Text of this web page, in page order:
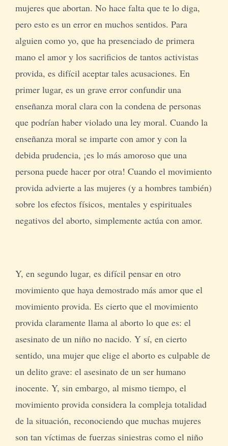
mujeres que abortan. No hace falta que te lo diga,
pero esto es un error en muchos sentidos. Para
alguien como yo, que ha presenciado de primera
mano el amor y los sacrificios de tantos activistas
provida, es difícil aceptar tales acusaciones. En
primer lugar, es un grave error confundir una
enseñanza moral clara con la condena de personas
que podrían haber violado una ley moral. Cuando la
enseñanza moral se imparte con amor y con la
debida prudencia, ¡es lo más amoroso que una
persona puede hacer por otra! Cuando el movimiento
provida advierte a las mujeres (y a hombres también)
sobre los efectos físicos, mentales y espirituales
negativos del aborto, simplemente actúa con amor.
Y, en segundo lugar, es difícil pensar en otro
movimiento que haya demostrado más amor que el
movimiento provida. Es cierto que el movimiento
provida claramente llama al aborto lo que es: el
asesinato de un niño no nacido. Y sí, en cierto
sentido, una mujer que elige el aborto es culpable de
un delito grave: el asesinato de un ser humano
inocente. Y, sin embargo, al mismo tiempo, el
movimiento provida considera la compleja totalidad
de la situación, reconociendo que muchas mujeres
son tan víctimas de fuerzas siniestras como el niño